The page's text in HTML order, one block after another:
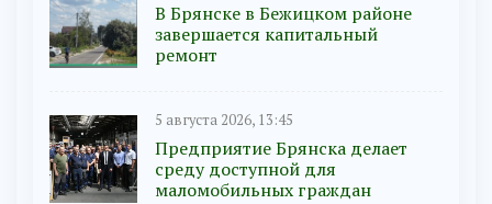
В Брянске в Бежицком районе
завершается капитальный
ремонт
5 августа 2026, 13:45
Предприятие Брянска делает
среду доступной для
маломобильных граждан